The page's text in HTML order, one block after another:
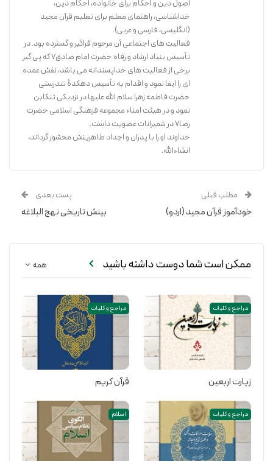
اصول دین و احکام برای خانواده، احکام دین،
خداشناسی، راهنمای معلم برای تعلیم قرآن مجید
(انگلیسی، فارسی و عربی).
فعالیت های اجتماعی آن مرحوم فراگیر و گسترده بود. در
تأسیس بنیاد ارشاد و رفاه حضرت امام صادق7 که پی گیر
برخی از فعالیت های خداپسندانه می باشد، نقش عمده
ای را ایفا نمود و اقدام به تأسیس دهکدۀ تندرستی
حضرت فاطمه زهرا سلام الله علیها در نزدیکی تنکابن
نمود و در هیئت امناء مجموعه فرهنگی اسلامی حضرت
رضا7 در شمیرانات عضویت داشت.
خداوند او را با پدران و اجداد طاهرینش محشور گرداند،
انشاءالله.
مطلب قبلی
خودآموز قرآن مجید (اردو)
پست بعدی
بینش تاریخی نهج البلاغه
همه ممکن است شما دوست داشته باشید
مراجع و کلیات
زیارت اربعین
مراجع و کلیات
قرآن کریم
مراجع و کلیات اسلام